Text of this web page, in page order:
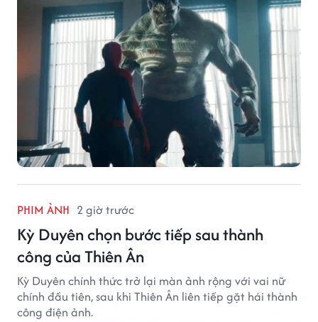
PHIM ẢNH 2 giờ trước
Kỳ Duyên chọn bước tiếp sau thành
công của Thiên Ân
Kỳ Duyên chính thức trở lại màn ảnh rộng với vai nữ
chính đầu tiên, sau khi Thiên Ân liên tiếp gặt hái thành
công điện ảnh.